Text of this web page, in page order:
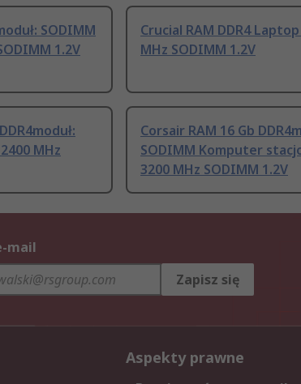
SODIMM
1.2V
Crucial RAM DDR4
MHz SODIMM 1.2V
MHz
Corsair RAM 16 Gb
SODIMM Komputer
3200 MHz SODIMM 1.2V
mail
Zapisz się
Aspekty prawne